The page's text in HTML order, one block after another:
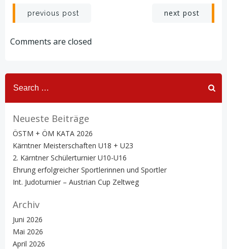
Post
navigation
previous post next post
Comments are closed
Search
for:
Neueste Beiträge
ÖSTM + ÖM KATA 2026
Kärntner Meisterschaften U18 + U23
2. Kärntner Schülerturnier U10-U16
Ehrung erfolgreicher Sportlerinnen und Sportler
Int. Judoturnier – Austrian Cup Zeltweg
Archiv
Juni 2026
Mai 2026
April 2026